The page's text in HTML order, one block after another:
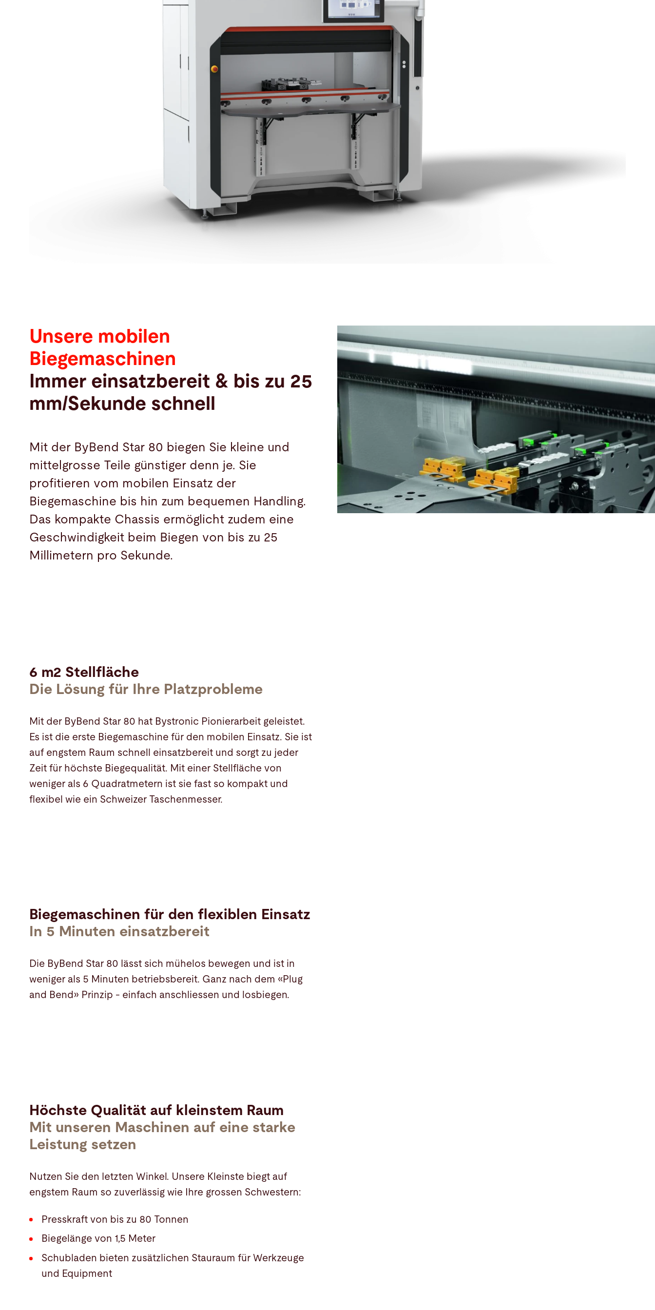
Unsere mobilen
Biegemaschinen
Immer einsatzbereit & bis zu 25
mm/Sekunde schnell
Mit der ByBend Star 80 biegen Sie kleine und
mittelgrosse Teile günstiger denn je. Sie
profitieren vom mobilen Einsatz der
Biegemaschine bis hin zum bequemen Handling.
Das kompakte Chassis ermöglicht zudem eine
Geschwindigkeit beim Biegen von bis zu 25
Millimetern pro Sekunde.
6 m2 Stellfläche
Die Lösung für Ihre Platzprobleme
Mit der ByBend Star 80 hat Bystronic Pionierarbeit geleistet.
Es ist die erste Biegemaschine für den mobilen Einsatz. Sie ist
auf engstem Raum schnell einsatzbereit und sorgt zu jeder
Zeit für höchste Biegequalität. Mit einer Stellfläche von
weniger als 6 Quadratmetern ist sie fast so kompakt und
flexibel wie ein Schweizer Taschenmesser.
Biegemaschinen für den flexiblen Einsatz
In 5 Minuten einsatzbereit
Die ByBend Star 80 lässt sich mühelos bewegen und ist in
weniger als 5 Minuten betriebsbereit. Ganz nach dem «Plug
and Bend» Prinzip - einfach anschliessen und losbiegen.
Höchste Qualität auf kleinstem Raum
Mit unseren Maschinen auf eine starke
Leistung setzen
Nutzen Sie den letzten Winkel. Unsere Kleinste biegt auf
engstem Raum so zuverlässig wie Ihre grossen Schwestern:
Presskraft von bis zu 80 Tonnen
Biegelänge von 1,5 Meter
Schubladen bieten zusätzlichen Stauraum für Werkzeuge
und Equipment